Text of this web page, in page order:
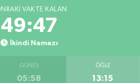
VAKTE KALAN
49:46
İkindi Namazı
GÜNEŞ
05:58
ÖĞLE
13:15